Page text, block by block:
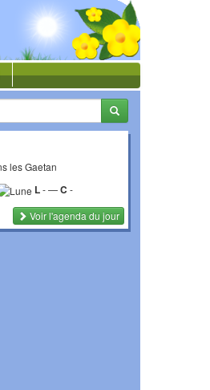
les Gaetan
L-—C-
Voir l'agenda du jour